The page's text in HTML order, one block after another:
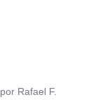
por Rafael F.